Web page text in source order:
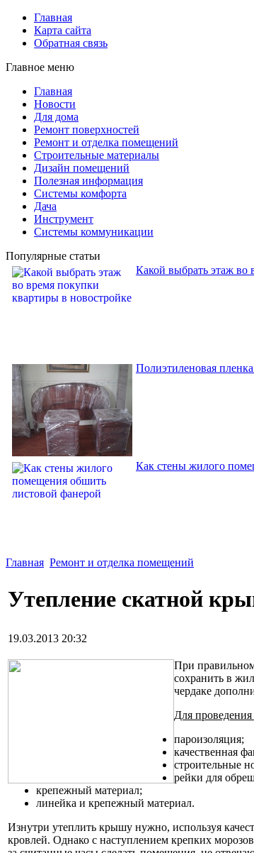
Главная
Карта сайта
Обратная связь
Главное меню
Главная
Новости
Для дома
Ремонт поверхностей
Ремонт и отделка помещений
Строительные материалы
Дизайн помещений
Полезная информация
Системы комфорта
Дача
Инструмент
Системы коммуникации
Популярные статьи
Какой выбрать этаж во
Полиэтиленовая
Как стены жилого
Главная Ремонт и отделка помещений
Утепление скатной
19.03.2013 20:32
При
сохранить в
чердаке
Для
пароизоляция;
качественная
строительные
рейки для
крепежный материал;
линейка и крепежный материал.
Изнутри утеплить крышу нужно, используя
кровлей. Однако с наступлением крепких